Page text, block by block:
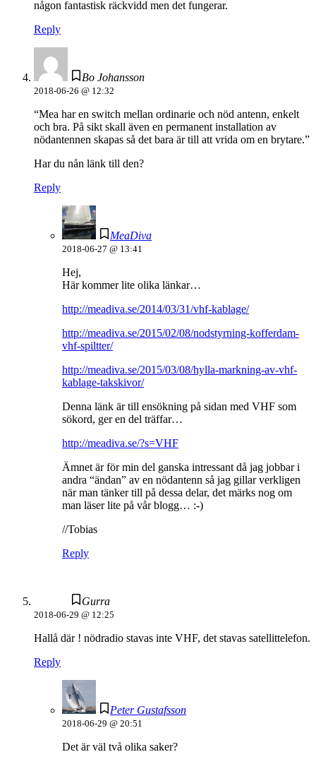
någon fantastisk räckvidd men det fungerar.
Reply
Bo Johansson
2018-06-26 @ 12:32
“Mea har en switch mellan ordinarie och nöd antenn, enkelt
och bra. På sikt skall även en permanent installation av
nödantennen skapas så det bara är till att vrida om en brytare.”
Har du nån länk till den?
Reply
MeaDiva
2018-06-27 @ 13:41
Hej,
Här kommer lite olika länkar…
http://meadiva.se/2014/03/31/vhf-kablage/
http://meadiva.se/2015/02/08/nodstyrning-kofferdam-
vhf-spiltter/
http://meadiva.se/2015/03/08/hylla-markning-av-vhf-
kablage-takskivor/
Denna länk är till ensökning på sidan med VHF som
sökord, ger en del träffar…
http://meadiva.se/?s=VHF
Ämnet är för min del ganska intressant då jag jobbar i
andra “ändan” av en nödantenn så jag gillar verkligen
när man tänker till på dessa delar, det märks nog om
man läser lite på vår blogg… :-)
//Tobias
Reply
Gurra
2018-06-29 @ 12:25
Hallå där ! nödradio stavas inte VHF, det stavas satellittelefon.
Reply
Peter Gustafsson
2018-06-29 @ 20:51
Det är väl två olika saker?